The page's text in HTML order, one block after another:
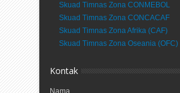
Skuad Timnas Zona CONMEBOL
Skuad Timnas Zona CONCACAF
Skuad Timnas Zona Afrika (CAF)
Skuad Timnas Zona Oseania (OFC)
Kontak